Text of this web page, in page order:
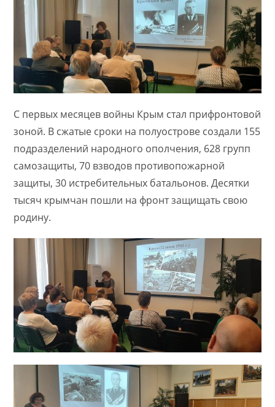
С первых месяцев войны Крым стал прифронтовой
зоной. В сжатые сроки на полуострове создали 155
подразделений народного ополчения, 628 групп
самозащиты, 70 взводов противопожарной
защиты, 30 истребительных батальонов. Десятки
тысяч крымчан пошли на фронт защищать свою
родину.